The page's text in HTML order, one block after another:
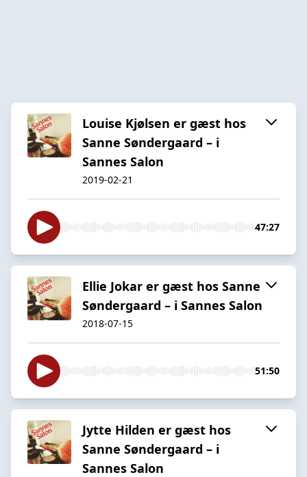
Louise Kjølsen er gæst hos
Sanne Søndergaard – i
Sannes Salon
2019-02-21
47:27
Ellie Jokar er gæst hos Sanne
Søndergaard – i Sannes Salon
2018-07-15
51:50
Jytte Hilden er gæst hos
Sanne Søndergaard – i
Sannes Salon